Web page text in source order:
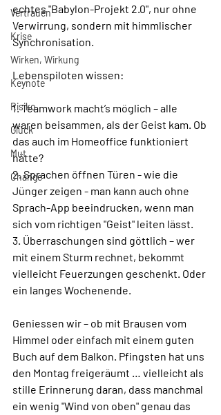
Vertrauen
Krise
Wirken, Wirkung
Keynote
Risiko
Glück
Mut
Change
echtes "Babylon-Projekt 2.0", nur ohne
Verwirrung, sondern mit himmlischer
Synchronisation.
Lebenspiloten wissen:
1. Teamwork macht’s möglich – alle
waren beisammen, als der Geist kam. Ob
das auch im Homeoffice funktioniert
hätte?
2. Sprachen öffnen Türen - wie die
Jünger zeigen - man kann auch ohne
Sprach-App beeindrucken, wenn man
sich vom richtigen "Geist" leiten lässt.
3. Überraschungen sind göttlich – wer
mit einem Sturm rechnet, bekommt
vielleicht Feuerzungen geschenkt. Oder
ein langes Wochenende.
Geniessen wir – ob mit Brausen vom
Himmel oder einfach mit einem guten
Buch auf dem Balkon. Pfingsten hat uns
den Montag freigeräumt … vielleicht als
stille Erinnerung daran, dass manchmal
ein wenig "Wind von oben" genau das